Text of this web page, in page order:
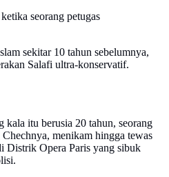
seorang petugas
sekitar 10 tahun sebelumnya,
Salafi ultra-konservatif.
itu berusia 20 tahun, seorang
menikam hingga tewas
Distrik Opera Paris yang sibuk